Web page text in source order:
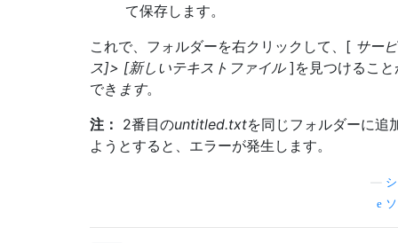
て保存します。
これで、フォルダーを右クリックして、[ サービ
ス]> [新しいテキストファイル]を見つけること
でき ます。
注： 2番目のuntitled.txtを同じフォルダーに追
ようとすると、エラーが発生します。